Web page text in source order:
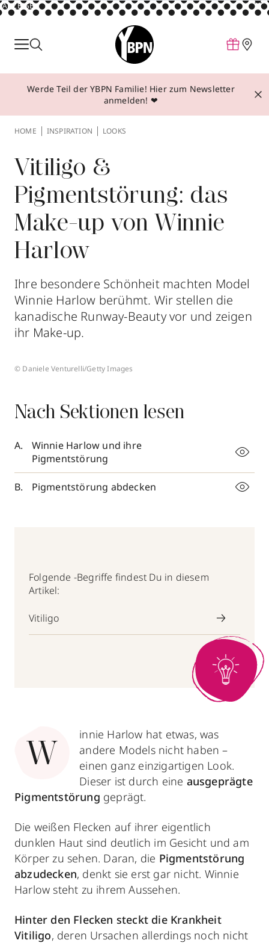
ANZEIGE
Parfum
Make-up
Behandlungen
Über YBPN
Aktionen
Storefinder
Werde Teil der YBPN Familie! Hier zum Newsletter
anmelden! ❤
HOME INSPIRATION LOOKS
Vitiligo &
Pigmentstörung: das
Make-up von Winnie
Harlow
Ihre besondere Schönheit machten Model
Winnie Harlow berühmt. Wir stellen die
kanadische Runway-Beauty vor und zeigen
ihr Make-up.
© Daniele Venturelli/Getty Images
Nach Sektionen lesen
Winnie Harlow und ihre
Pigmentstörung
Pigmentstörung abdecken
Folgende -Begriffe findest Du in diesem
Artikel:
Vitiligo
W
innie Harlow hat etwas, was
andere Models nicht haben –
einen ganz einzigartigen Look.
Dieser ist durch eine ausgeprägte
Pigmentstörung geprägt.
Die weißen Flecken auf ihrer eigentlich
dunklen Haut sind deutlich im Gesicht und am
Körper zu sehen. Daran, die Pigmentstörung
abzudecken, denkt sie erst gar nicht. Winnie
Harlow steht zu ihrem Aussehen.
Hinter den Flecken steckt die Krankheit
Vitiligo, deren Ursachen allerdings noch nicht